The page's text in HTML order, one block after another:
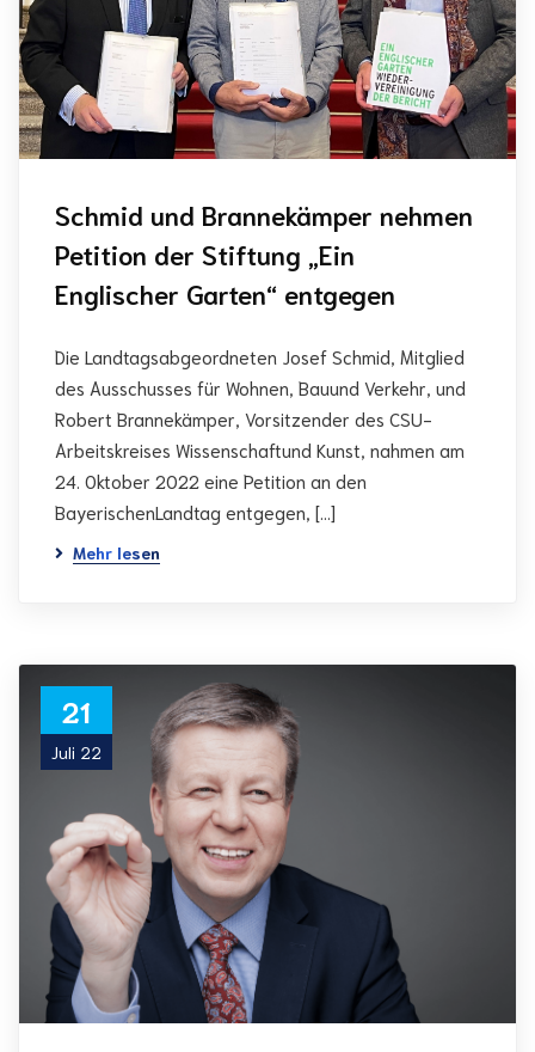
Schmid und Brannekämper nehmen
Petition der Stiftung „Ein
Englischer Garten“ entgegen
Die Landtagsabgeordneten Josef Schmid, Mitglied
des Ausschusses für Wohnen, Bauund Verkehr, und
Robert Brannekämper, Vorsitzender des CSU-
Arbeitskreises Wissenschaftund Kunst, nahmen am
24. Oktober 2022 eine Petition an den
BayerischenLandtag entgegen, […]
Mehr lesen
21
Juli 22